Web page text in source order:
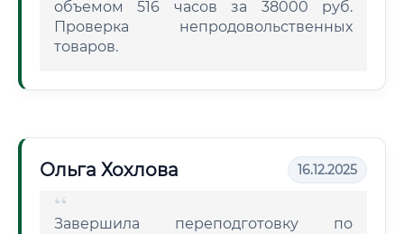
объемом 516 часов за 38000 руб.
Проверка непродовольственных
товаров.
Ольга Хохлова 16.12.2025
Завершила переподготовку по